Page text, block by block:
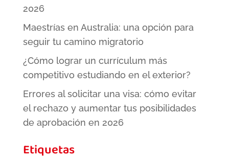
2026
Maestrías en Australia: una opción para
seguir tu camino migratorio
¿Cómo lograr un currículum más
competitivo estudiando en el exterior?
Errores al solicitar una visa: cómo evitar
el rechazo y aumentar tus posibilidades
de aprobación en 2026
Etiquetas